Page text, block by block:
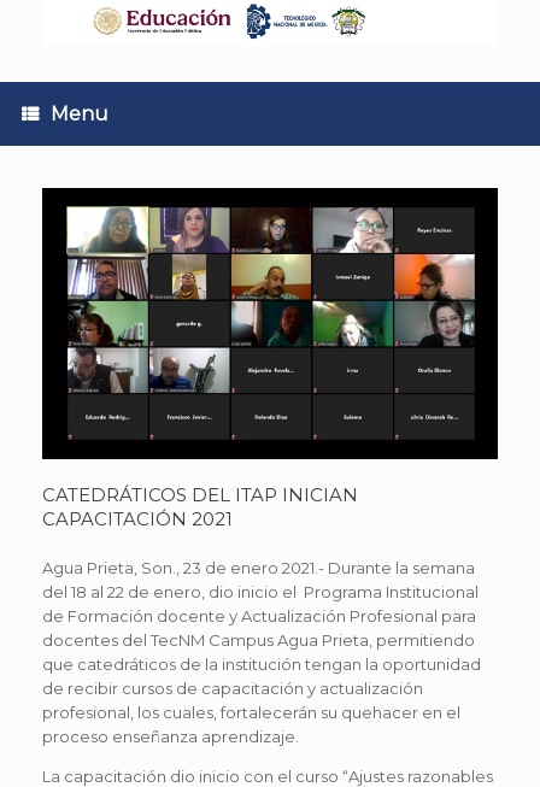
Menu
CATEDRÁTICOS DEL ITAP INICIAN
CAPACITACIÓN 2021
Agua Prieta, Son., 23 de enero 2021.- Durante la semana
del 18 al 22 de enero, dio inicio el Programa Institucional
de Formación docente y Actualización Profesional para
docentes del TecNM Campus Agua Prieta, permitiendo
que catedráticos de la institución tengan la oportunidad
de recibir cursos de capacitación y actualización
profesional, los cuales, fortalecerán su quehacer en el
proceso enseñanza aprendizaje.
La capacitación dio inicio con el curso “Ajustes razonables